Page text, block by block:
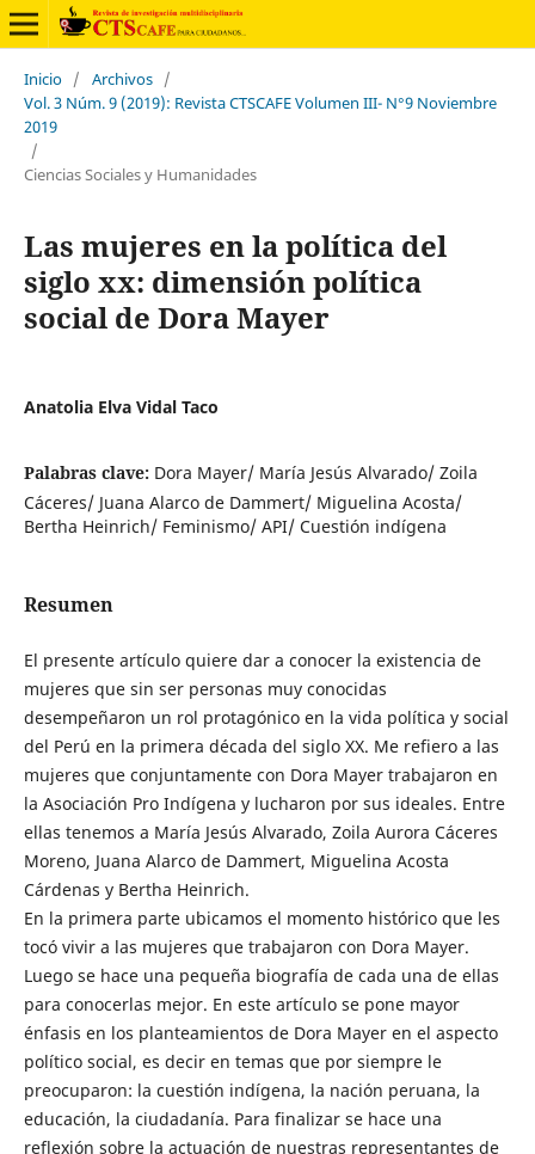
Inicio / Archivos /
Vol. 3 Núm. 9 (2019): Revista CTSCAFE Volumen III- N°9 Noviembre
2019
/
Ciencias Sociales y Humanidades
Las mujeres en la política del
siglo xx: dimensión política
social de Dora Mayer
Anatolia Elva Vidal Taco
Palabras clave: Dora Mayer/ María Jesús Alvarado/ Zoila
Cáceres/ Juana Alarco de Dammert/ Miguelina Acosta/
Bertha Heinrich/ Feminismo/ API/ Cuestión indígena
Resumen
El presente artículo quiere dar a conocer la existencia de
mujeres que sin ser personas muy conocidas
desempeñaron un rol protagónico en la vida política y social
del Perú en la primera década del siglo XX. Me refiero a las
mujeres que conjuntamente con Dora Mayer trabajaron en
la Asociación Pro Indígena y lucharon por sus ideales. Entre
ellas tenemos a María Jesús Alvarado, Zoila Aurora Cáceres
Moreno, Juana Alarco de Dammert, Miguelina Acosta
Cárdenas y Bertha Heinrich.
En la primera parte ubicamos el momento histórico que les
tocó vivir a las mujeres que trabajaron con Dora Mayer.
Luego se hace una pequeña biografía de cada una de ellas
para conocerlas mejor. En este artículo se pone mayor
énfasis en los planteamientos de Dora Mayer en el aspecto
político social, es decir en temas que por siempre le
preocuparon: la cuestión indígena, la nación peruana, la
educación, la ciudadanía. Para finalizar se hace una
reflexión sobre la actuación de nuestras representantes de